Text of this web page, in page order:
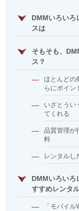
DMMいろいろ
スは
そもそも、
ス？
ほとんどの
らにポイン
いざとうい
てくれる
品質管理が
料
レンタルし
DMMいろいろ
すすめレンタ
「モバイ